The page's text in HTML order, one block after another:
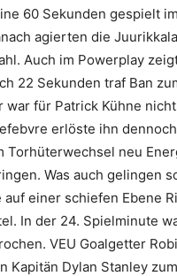
60 Sekunden gespielt
agierten die
Auch im Powerplay
22 Sekunden traf Ban
war für Patrick Kühne
erlöste ihn
Torhüterwechsel neu
Was auch gelingen
einer schiefen Ebene
In der 24. Spielminute
VEU Goalgetter
Kapitän Dylan Stanley